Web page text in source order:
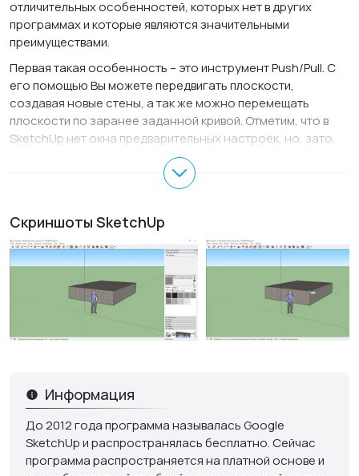
отличительных особенностей, которых нет в других
программах и которые являются значительными
преимуществами.
Первая такая особенность – это инструмент Push/Pull. С
его помощью Вы можете передвигать плоскости,
создавая новые стены, а так же можно перемещать
плоскости по заранее заданной кривой. Отметим, что в
SketchUp нет окна предварительных настроек, но, зато,
здесь есть большой выбор инструментов для 3D-
моделирования. Начинающие пользователи могут
растеряться при виде такого обширного выбора
новых объектов станет легче. К основным возможностям
SketchUp на русском можно отнести создание моделей,
заливка объектов разными цветами, вращение объектов в
разных направлениях, масштабирование, замеры
рулеткой размеров созданных объектов и др. Программа
СкетчАп будет полезна как профессиональным
архитекторам или проектировщикам, так и любителям.
дней, чтобы оценить весь функционал. У нас на сайте Вы
найдете как платную Pro версию, так и бесплатный
SketchUp на русском для ПК — создавайте свой
неповторимый дизайн интерьеров дома или квартиры, как
снаружи, так и внутри.
Скриншоты SketchUp
Информация
До 2012 года программа называлась Google
SketchUp и распространялась бесплатно. Сейчас
программа распространяется на платной основе и